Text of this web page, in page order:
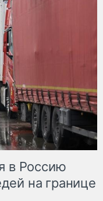
в Россию
на границе